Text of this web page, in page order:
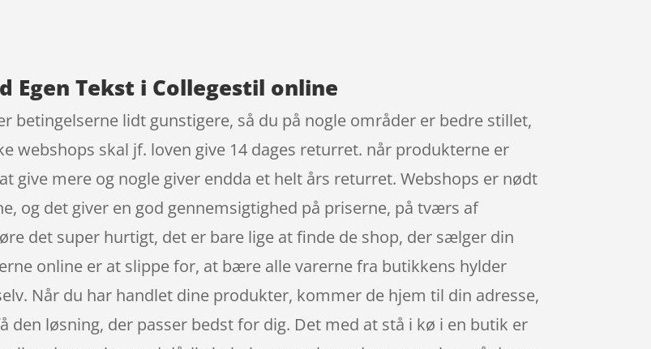
Egen Tekst i Collegestil online
betingelserne lidt gunstigere, så du på nogle områder er bedre stillet,
webshops skal jf. loven give 14 dages returret. når produkterne er
give mere og nogle giver endda et helt års returret. Webshops er nødt
og det giver en god gennemsigtighed på priserne, på tværs af
det super hurtigt, det er bare lige at finde de shop, der sælger din
online er at slippe for, at bære alle varerne fra butikkens hylder
Når du har handlet dine produkter, kommer de hjem til din adresse,
den løsning, der passer bedst for dig. Det med at stå i kø i en butik er